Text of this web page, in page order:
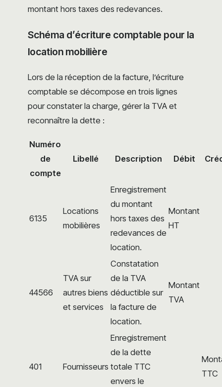
montant hors taxes des redevances.
Schéma d’écriture comptable pour la
location mobilière
Lors de la réception de la facture, l’écriture
comptable se décompose en trois lignes
pour constater la charge, gérer la TVA et
reconnaître la dette :
Numéro
de
compte
Libellé Description Débit
6135
Locations
mobilières
Enregistrement
du montant
hors taxes des
redevances de
location.
Montant
HT
44566
TVA sur
autres biens
et services
Constatation
de la TVA
déductible sur
la facture de
location.
Montant
TVA
401 Fournisseurs
Enregistrement
de la dette
totale TTC
envers le
TTC